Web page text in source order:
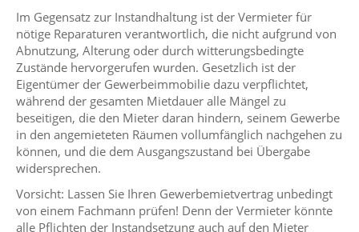
Im Gegensatz zur Instandhaltung ist der Vermieter für
nötige Reparaturen verantwortlich, die nicht aufgrund von
Abnutzung, Alterung oder durch witterungsbedingte
Zustände hervorgerufen wurden. Gesetzlich ist der
Eigentümer der Gewerbeimmobilie dazu verpflichtet,
während der gesamten Mietdauer alle Mängel zu
beseitigen, die den Mieter daran hindern, seinem Gewerbe
in den angemieteten Räumen vollumfänglich nachgehen zu
können, und die dem Ausgangszustand bei Übergabe
widersprechen.
Vorsicht: Lassen Sie Ihren Gewerbemietvertrag unbedingt
von einem Fachmann prüfen! Denn der Vermieter könnte
alle Pflichten der Instandsetzung auch auf den Mieter